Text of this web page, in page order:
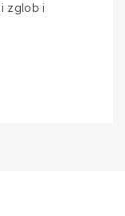
zglob i